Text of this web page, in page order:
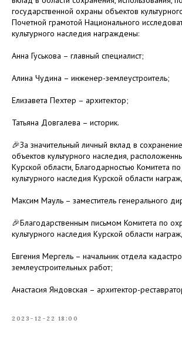
государственной охраны объектов
Почетной грамотой Национального
культурного наследия награждены:
Анна Гуськова – главный специалист;
Алина Чудина – инженер-землеустроитель;
Елизавета Пехтер – архитектор;
Татьяна Довгалева – историк.
🎉За значительный личный вклад в
объектов культурного наследия,
Курской области, Благодарностью Комитета
культурного наследия Курской области
Максим Мауль – заместитель генерального
🎉Благодарственным письмом Комитета по
культурного наследия Курской области
Евгения Мергель – начальник отдела
землеустроительных работ;
Анастасия Яндовская – архитектор-
2023-12-22 18:00